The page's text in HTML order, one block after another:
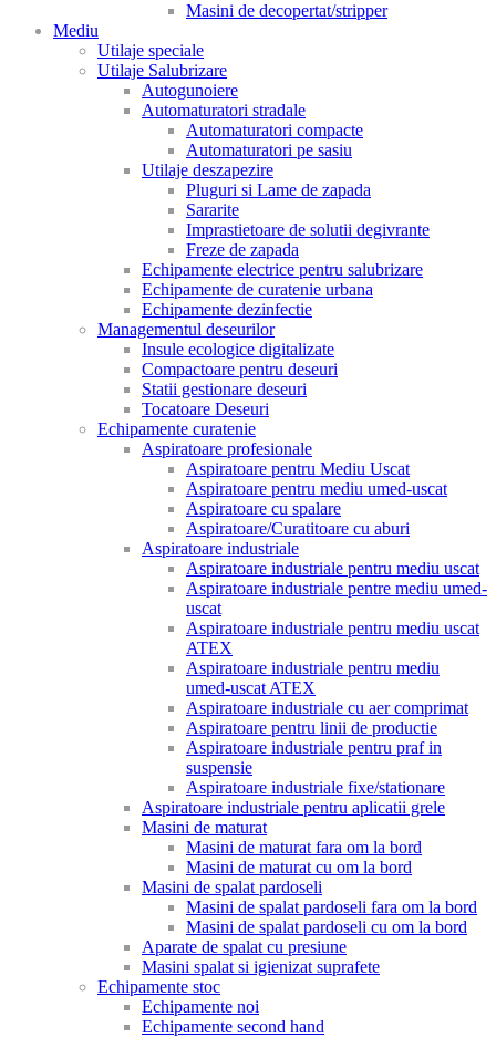
Masini de decopertat/stripper
Mediu
Utilaje speciale
Utilaje Salubrizare
Autogunoiere
Automaturatori stradale
Automaturatori compacte
Automaturatori pe sasiu
Utilaje deszapezire
Pluguri si Lame de zapada
Sararite
Imprastietoare de solutii degivrante
Freze de zapada
Echipamente electrice pentru salubrizare
Echipamente de curatenie urbana
Echipamente dezinfectie
Managementul deseurilor
Insule ecologice digitalizate
Compactoare pentru deseuri
Statii gestionare deseuri
Tocatoare Deseuri
Echipamente curatenie
Aspiratoare profesionale
Aspiratoare pentru Mediu Uscat
Aspiratoare pentru mediu umed-uscat
Aspiratoare cu spalare
Aspiratoare/Curatitoare cu aburi
Aspiratoare industriale
Aspiratoare industriale pentru mediu uscat
Aspiratoare industriale pentre mediu umed-
uscat
Aspiratoare industriale pentru mediu uscat
ATEX
Aspiratoare industriale pentru mediu
umed-uscat ATEX
Aspiratoare industriale cu aer comprimat
Aspiratoare pentru linii de productie
Aspiratoare industriale pentru praf in
suspensie
Aspiratoare industriale fixe/stationare
Aspiratoare industriale pentru aplicatii grele
Masini de maturat
Masini de maturat fara om la bord
Masini de maturat cu om la bord
Masini de spalat pardoseli
Masini de spalat pardoseli fara om la bord
Masini de spalat pardoseli cu om la bord
Aparate de spalat cu presiune
Masini spalat si igienizat suprafete
Echipamente stoc
Echipamente noi
Echipamente second hand